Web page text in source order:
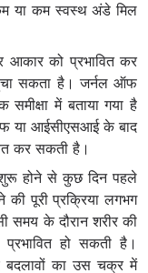
या कम स्वस्थ अंडे मिल
आकार को प्रभावित कर
सकता है। जर्नल ऑफ
में बताया गया है
या आईसीएसआई के बाद
कर सकती है।
होने से कुछ दिन पहले
की पूरी प्रक्रिया लगभग
समय के दौरान शरीर की
हो सकती है।
का उस चक्र में